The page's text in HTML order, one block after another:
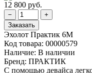
12 800 руб.
Эхолот Практик 6М
Код товара: 00000579
Наличие: В наличии
Бренд: ПРАКТИК
С помощью девайса